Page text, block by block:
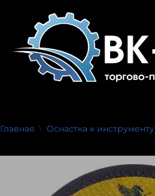
Перейти
содержимому
Главная \ Оснастка к инструменту